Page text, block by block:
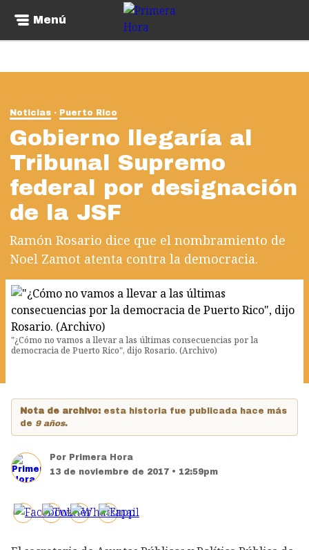
Menú
Noticias Puerto Rico
Gobierno llegaría al
Tribunal Supremo
federal por designación
de la JSF
Ramón Rosario dice que el nombramiento de
Noel Zamot atenta contra la democracia.
"¿Cómo no vamos a llevar a las últimas consecuencias por la
democracia de Puerto Rico", dijo Rosario. (Archivo)
Nota de archivo: esta historia fue publicada hace más
de 9 años.
Por Primera Hora
13 de noviembre de 2017 • 12:59pm